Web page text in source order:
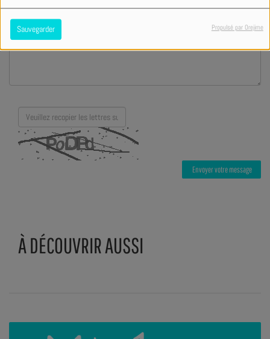
Sauvegarder Propulsé par Orejime
Message*
Envoyer votre message
À DÉCOUVRIR AUSSI